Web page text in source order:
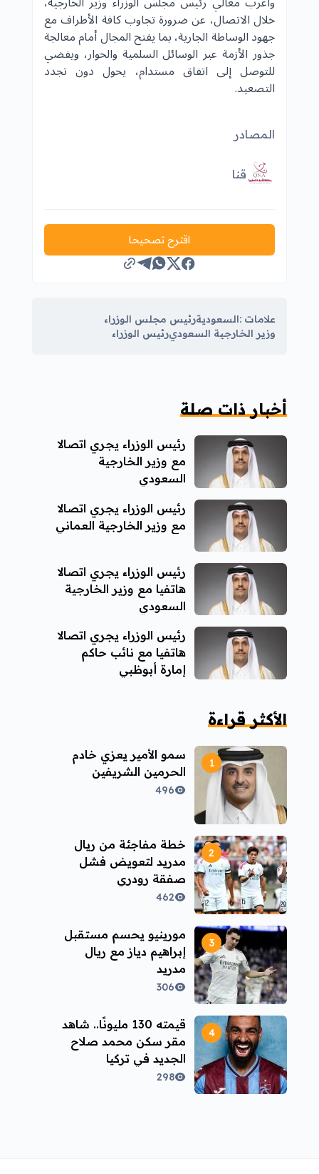
خلال الاتصال، عن ضرورة تجاوب كافة الأطراف مع
جهود الوساطة الجارية، بما يفتح المجال أمام معالجة
جذور الأزمة عبر الوسائل السلمية والحوار، ويفضي
للتوصل إلى اتفاق مستدام، يحول دون تجدد
التصعيد.
المصادر
قنا
اقترح تصحيحا
علامات :السعوديةرئيس مجلس الوزراء
وزير الخارجية السعوديرئيس الوزراء
أخبار ذات صلة
رئيس الوزراء يجري اتصالا
مع وزير الخارجية
السعودي
رئيس الوزراء يجري اتصالا
مع وزير الخارجية العماني
رئيس الوزراء يجري اتصالا
هاتفيا مع وزير الخارجية
السعودي
رئيس الوزراء يجري اتصالا
هاتفيا مع نائب حاكم
إمارة أبوظبي
الأكثر قراءة
سمو الأمير يعزي خادم
الحرمين الشريفين
496
خطة مفاجئة من ريال
مدريد لتعويض فشل
صفقة رودري
462
مورينيو يحسم مستقبل
إبراهيم دياز مع ريال
مدريد
306
قيمته 130 مليونًا.. شاهد
مقر سكن محمد صلاح
الجديد في تركيا
298